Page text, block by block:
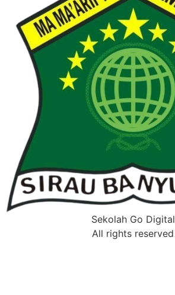
Sekolah Go Digital
All rights reserved